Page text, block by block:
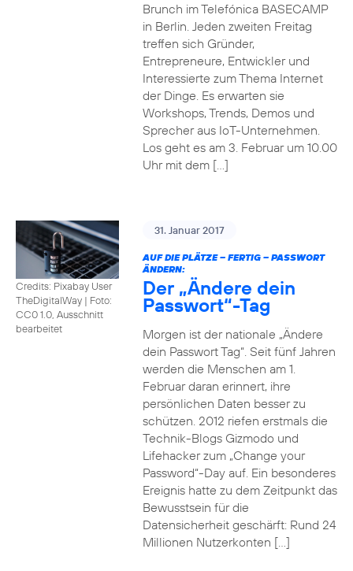
Brunch im Telefónica BASECAMP
in Berlin. Jeden zweiten Freitag
treffen sich Gründer,
Entrepreneure, Entwickler und
Interessierte zum Thema Internet
der Dinge. Es erwarten sie
Workshops, Trends, Demos und
Sprecher aus IoT-Unternehmen.
Los geht es am 3. Februar um 10.00
Uhr mit dem […]
Credits: Pixabay User
TheDigitalWay | Foto:
CC0 1.0, Ausschnitt
bearbeitet
31. Januar 2017
AUF DIE PLÄTZE – FERTIG – PASSWORT
ÄNDERN:
Der „Ändere dein
Passwort“-Tag
Morgen ist der nationale „Ändere
dein Passwort Tag“. Seit fünf Jahren
werden die Menschen am 1.
Februar daran erinnert, ihre
persönlichen Daten besser zu
schützen. 2012 riefen erstmals die
Technik-Blogs Gizmodo und
Lifehacker zum „Change your
Password“-Day auf. Ein besonderes
Ereignis hatte zu dem Zeitpunkt das
Bewusstsein für die
Datensicherheit geschärft: Rund 24
Millionen Nutzerkonten […]